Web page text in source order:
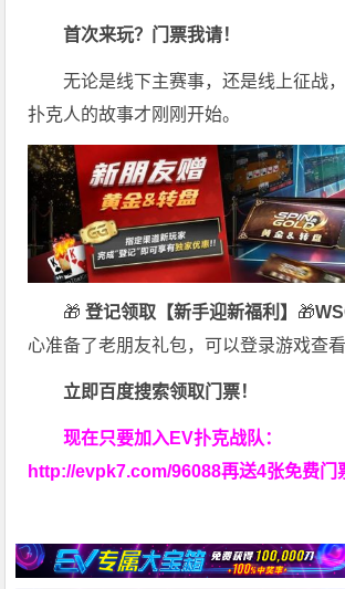
首次来玩？门票我请！
无论是线下主赛事，还是线上征战
扑克人的故事才刚刚开始。
🎁 登记领取【新手迎新福利】 🎁
心准备了老朋友礼包，可以登录游戏查
立即百度搜索领取门票！
现在只要加入EV扑克战队：
http://evpk7.com/96088再送4张免费门